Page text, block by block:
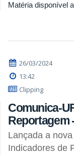
Matéria disponível
26/03/2024
13:42
Clipping
Comunica-
Reportagem
Lançada a
Indicadores de